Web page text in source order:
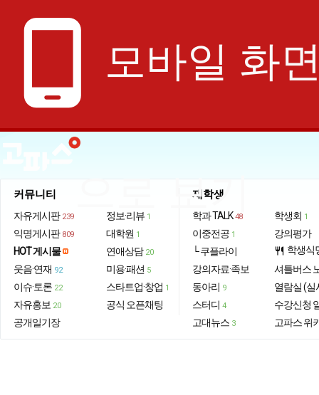
phone_android 모바일 화
으로 보기
커뮤니티
자유게시판 239
익명게시판 809
HOT 게시물
웃음·연재 92
이슈·토론 22
자유홍보 20
공개일기장
정보·리뷰 1
대학원 1
연애상담 20
미용·패션 5
스타트업·창업 1
공식 오픈채팅
재학생
학과 TALK 48
이중전공 1
└ 쿠플라이
강의자료·족보
동아리 9
스터디 4
고대뉴스 3
학생회 1
강의평가
restaurant 학생식
셔틀버스
열람실 (실
수강신청
고파스 위